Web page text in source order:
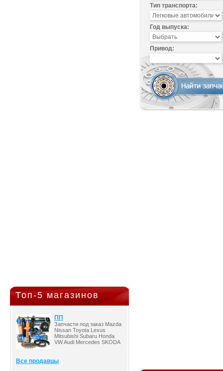
Топ-5 магазинов
ПП
Запчасти под заказ Mazda
Nissan Toyota Lexus
Mitsubishi Subaru Honda
VW Audi Mercedes SKODA
Все продавцы
Тип транспорта:
Год выпуска:
Привод: